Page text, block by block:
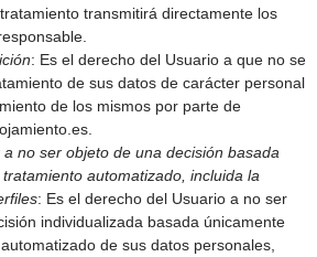
transmitirá directamente los
: Es el derecho del Usuario a que no se
de sus datos de carácter personal
de los mismos por parte de
a no ser objeto de una decisión basada
automatizado, incluida la
: Es el derecho del Usuario a no ser
individualizada basada únicamente
de sus datos personales,